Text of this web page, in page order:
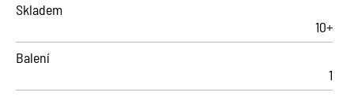
Skladem
10+
Balení
1